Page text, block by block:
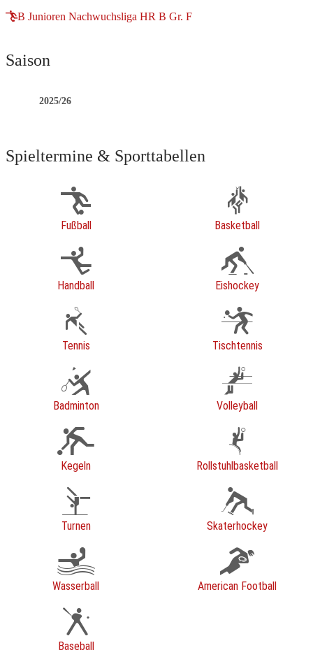
B Junioren Nachwuchsliga HR B Gr. F
Saison
2025/26
Spieltermine & Sporttabellen
Fußball Basketball
Handball Eishockey
Tennis Tischtennis
Badminton Volleyball
Kegeln Rollstuhlbasketball
Turnen Skaterhockey
Wasserball American Football
Baseball